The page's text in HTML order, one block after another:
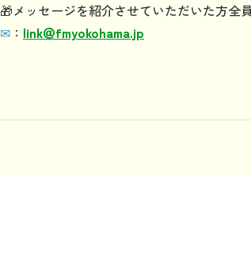
🎁メッセージを紹介させていただいた方全
✉ ： link＠fmyokohama.jp